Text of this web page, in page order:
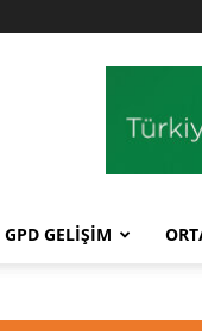
GPD GELİŞİM